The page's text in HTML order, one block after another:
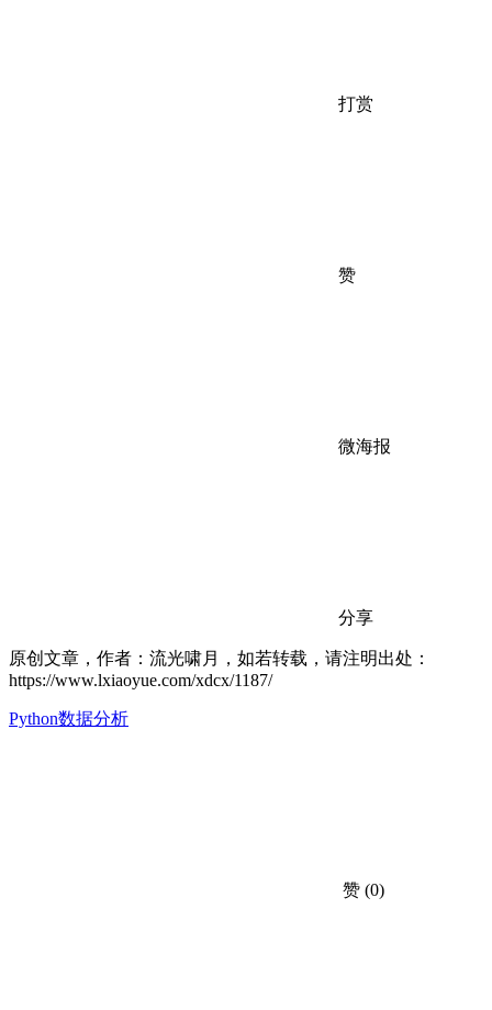
打赏
赞
微海报
分享
原创文章，作者：流光啸月，如若转载，请注明出处：
https://www.lxiaoyue.com/xdcx/1187/
Python数据分析
赞 (0)